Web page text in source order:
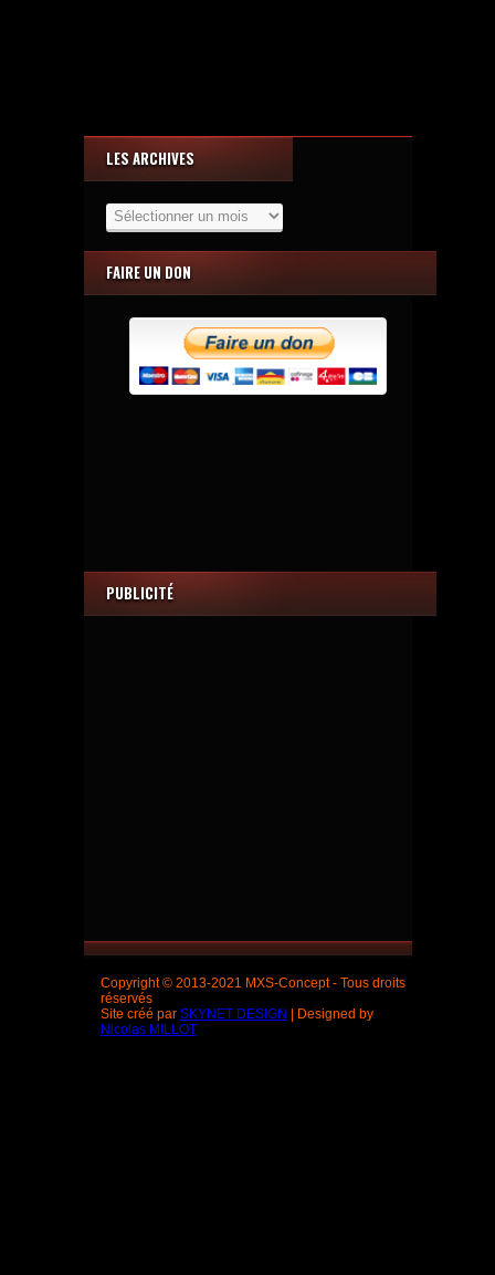
LES ARCHIVES
Archives
FAIRE UN DON
PUBLICITÉ
Copyright © 2013-2021 MXS-Concept - Tous droits
réservés
Site créé par SKYNET DESIGN
| Designed by
Nicolas MILLOT